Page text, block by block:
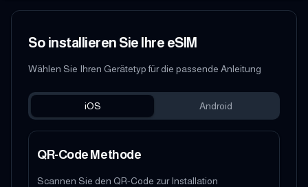
So installieren Sie Ihre eSIM
Wählen Sie Ihren Gerätetyp für die passende Anleitung
iOS Android
QR-Code Methode
Scannen Sie den QR-Code zur Installation